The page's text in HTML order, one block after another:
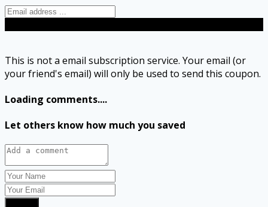
This is not a email subscription service. Your email (or
your friend's email) will only be used to send this coupon.
Loading comments....
Let others know how much you saved